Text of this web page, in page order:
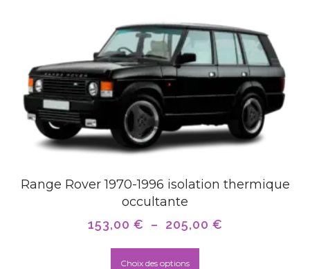
Range Rover 1970-1996 isolation thermique
occultante
153,00 € – 205,00 €
Choix des options